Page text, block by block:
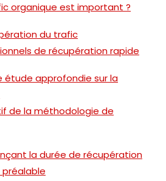
organique est important ?
du trafic
de récupération rapide
étude approfondie sur la
de la méthodologie de
la durée de récupération